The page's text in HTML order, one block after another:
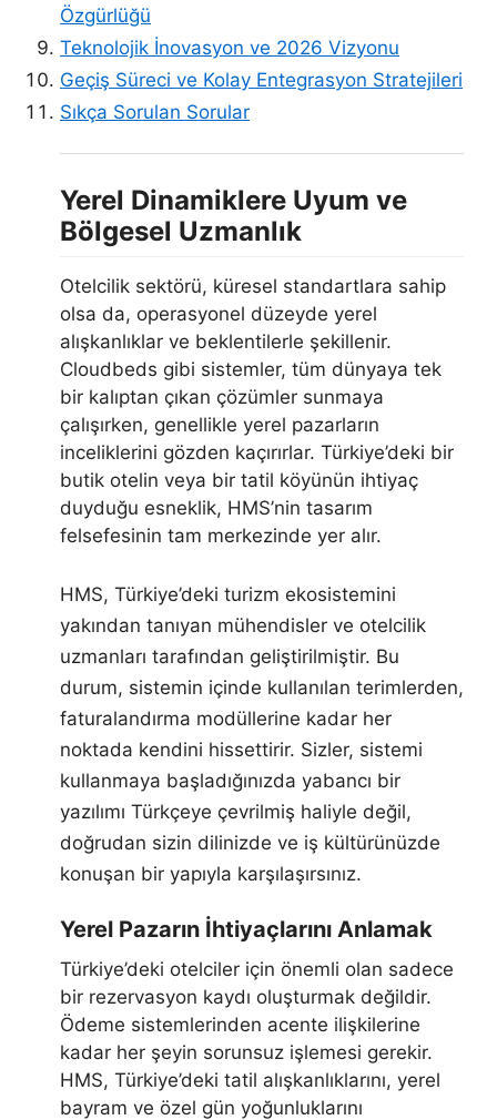
Özgürlüğü
Teknolojik İnovasyon ve 2026 Vizyonu
Geçiş Süreci ve Kolay Entegrasyon Stratejileri
Sıkça Sorulan Sorular
Yerel Dinamiklere Uyum ve
Bölgesel Uzmanlık
Otelcilik sektörü, küresel standartlara sahip
olsa da, operasyonel düzeyde yerel
alışkanlıklar ve beklentilerle şekillenir.
Cloudbeds gibi sistemler, tüm dünyaya tek
bir kalıptan çıkan çözümler sunmaya
çalışırken, genellikle yerel pazarların
inceliklerini gözden kaçırırlar. Türkiye’deki bir
butik otelin veya bir tatil köyünün ihtiyaç
duyduğu esneklik, HMS’nin tasarım
felsefesinin tam merkezinde yer alır.
HMS, Türkiye’deki turizm ekosistemini
yakından tanıyan mühendisler ve otelcilik
uzmanları tarafından geliştirilmiştir. Bu
durum, sistemin içinde kullanılan terimlerden,
faturalandırma modüllerine kadar her
noktada kendini hissettirir. Sizler, sistemi
kullanmaya başladığınızda yabancı bir
yazılımı Türkçeye çevrilmiş haliyle değil,
doğrudan sizin dilinizde ve iş kültürünüzde
konuşan bir yapıyla karşılaşırsınız.
Yerel Pazarın İhtiyaçlarını Anlamak
Türkiye’deki otelciler için önemli olan sadece
bir rezervasyon kaydı oluşturmak değildir.
Ödeme sistemlerinden acente ilişkilerine
kadar her şeyin sorunsuz işlemesi gerekir.
HMS, Türkiye’deki tatil alışkanlıklarını, yerel
bayram ve özel gün yoğunluklarını